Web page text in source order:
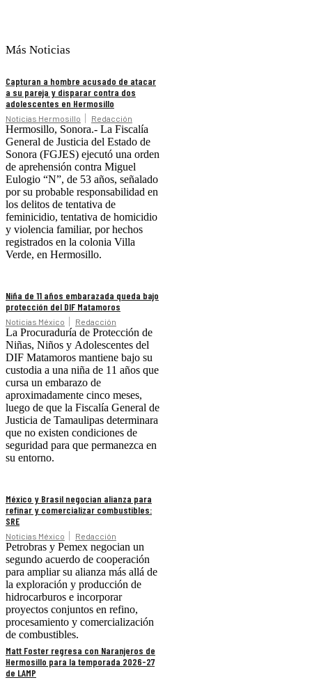
Más Noticias
Capturan a hombre acusado de atacar
a su pareja y disparar contra dos
adolescentes en Hermosillo
Noticias Hermosillo Redacción
Hermosillo, Sonora.- La Fiscalía
General de Justicia del Estado de
Sonora (FGJES) ejecutó una orden
de aprehensión contra Miguel
Eulogio “N”, de 53 años, señalado
por su probable responsabilidad en
los delitos de tentativa de
feminicidio, tentativa de homicidio
y violencia familiar, por hechos
registrados en la colonia Villa
Verde, en Hermosillo.
Niña de 11 años embarazada queda bajo
protección del DIF Matamoros
Noticias México Redacción
La Procuraduría de Protección de
Niñas, Niños y Adolescentes del
DIF Matamoros mantiene bajo su
custodia a una niña de 11 años que
cursa un embarazo de
aproximadamente cinco meses,
luego de que la Fiscalía General de
Justicia de Tamaulipas determinara
que no existen condiciones de
seguridad para que permanezca en
su entorno.
México y Brasil negocian alianza para
refinar y comercializar combustibles:
SRE
Noticias México Redacción
Petrobras y Pemex negocian un
segundo acuerdo de cooperación
para ampliar su alianza más allá de
la exploración y producción de
hidrocarburos e incorporar
proyectos conjuntos en refino,
procesamiento y comercialización
de combustibles.
Matt Foster regresa con Naranjeros de
Hermosillo para la temporada 2026-27
de LAMP